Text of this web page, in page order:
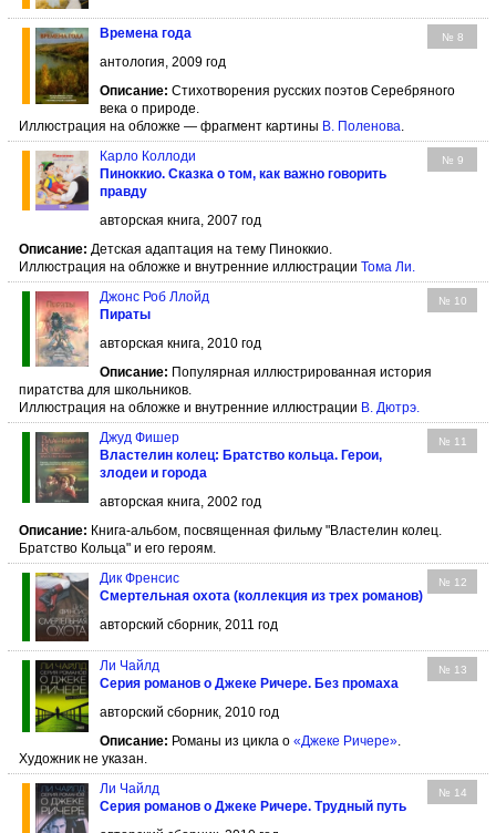
№ 8
Времена года
антология, 2009 год
Описание: Стихотворения русских поэтов Серебряного
века о природе.
Иллюстрация на обложке — фрагмент картины В. Поленова
№ 9
Карло Коллоди
Пиноккио. Сказка о том, как важно говорить
правду
авторская книга, 2007 год
Описание: Детская адаптация на тему Пиноккио.
Иллюстрация на обложке и внутренние иллюстрации Тома Ли
№ 10
Джонс Роб Ллойд
Пираты
авторская книга, 2010 год
Описание: Популярная иллюстрированная история
пиратства для школьников.
Иллюстрация на обложке и внутренние иллюстрации В. Дютрэ
№ 11
Джуд Фишер
Властелин колец: Братство кольца. Герои,
злодеи и города
авторская книга, 2002 год
Описание: Книга-альбом, посвященная фильму "Властелин колец.
Братство Кольца" и его героям.
№ 12
Дик Френсис
Смертельная охота (коллекция из трех романов)
авторский сборник, 2011 год
№ 13
Ли Чайлд
Серия романов о Джеке Ричере. Без промаха
авторский сборник, 2010 год
Описание: Романы из цикла о «Джеке Ричере».
Художник не указан.
№ 14
Ли Чайлд
Серия романов о Джеке Ричере. Трудный путь